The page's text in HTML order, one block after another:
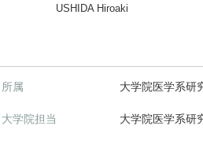
USHIDA Hiroaki
所属 大学院医学系研
大学院担当 大学院医学系研